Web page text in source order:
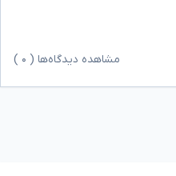
مشاهده دیدگاه‌ها ( ۰